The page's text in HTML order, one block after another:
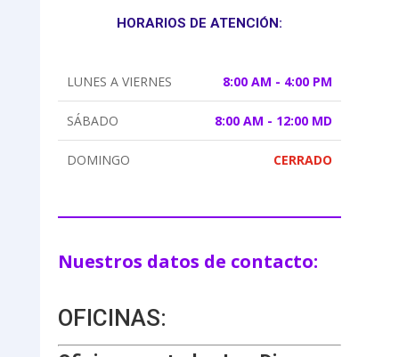
HORARIOS DE ATENCIÓN:
LUNES A VIERNES 8:00 AM - 4:00 PM
SÁBADO 8:00 AM - 12:00 MD
DOMINGO CERRADO
Nuestros datos de contacto:
OFICINAS: